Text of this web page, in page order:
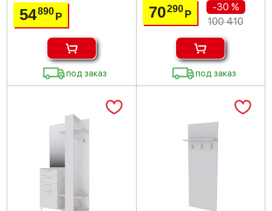
54890Р
под заказ
70290 Р
-30 %
100 410
под заказ